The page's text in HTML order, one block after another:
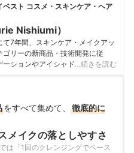
する「COSMEL(コスメル）」の
た、「きれいになりたい多くの
いう思いから、自ら「美ST（光
ガジンハウス）」「『世界はデー
東京）」などのメディアにも多数
ている。
Hakozaki）のプロフィール
スト コスメ・スキンケア・ヘア
Nishiumi）
7年間、スキンケア・メイクアッ
ゴリーの新商品・技術開発に従
ーションやアイシャドウ、口紅な
験。 現在はマイベストで年間
比較検証。開発現場で培った知識
背景をふまえながら、専門的な
やすく伝えることを大切にしな
ている。
）のプロフィール
…続きを読む
をすべて集めて、
徹底的に
メイクの落としやすさ
は「1回のクレンジングでベース